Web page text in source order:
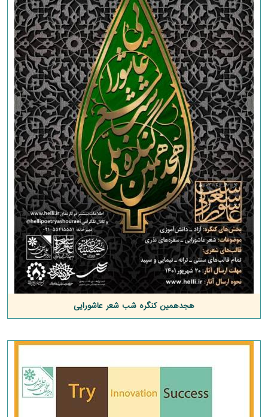
هجدهمین کنگره شب شعر عاشورایی